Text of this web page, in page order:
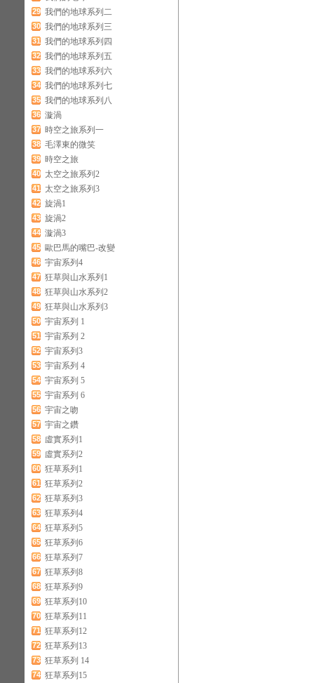
29 我們的地球系列二
30 我們的地球系列三
31 我們的地球系列四
32 我們的地球系列五
33 我們的地球系列六
34 我們的地球系列七
35 我們的地球系列八
36 漩渦
37 時空之旅系列一
38 毛澤東的微笑
39 時空之旅
40 太空之旅系列2
41 太空之旅系列3
42 旋渦1
43 旋渦2
44 漩渦3
45 歐巴馬的嘴巴-改變
46 宇宙系列4
47 狂草與山水系列1
48 狂草與山水系列2
49 狂草與山水系列3
50 宇宙系列 1
51 宇宙系列 2
52 宇宙系列3
53 宇宙系列 4
54 宇宙系列 5
55 宇宙系列 6
56 宇宙之吻
57 宇宙之鑽
58 虛實系列1
59 虛實系列2
60 狂草系列1
61 狂草系列2
62 狂草系列3
63 狂草系列4
64 狂草系列5
65 狂草系列6
66 狂草系列7
67 狂草系列8
68 狂草系列9
69 狂草系列10
70 狂草系列11
71 狂草系列12
72 狂草系列13
73 狂草系列 14
74 狂草系列15